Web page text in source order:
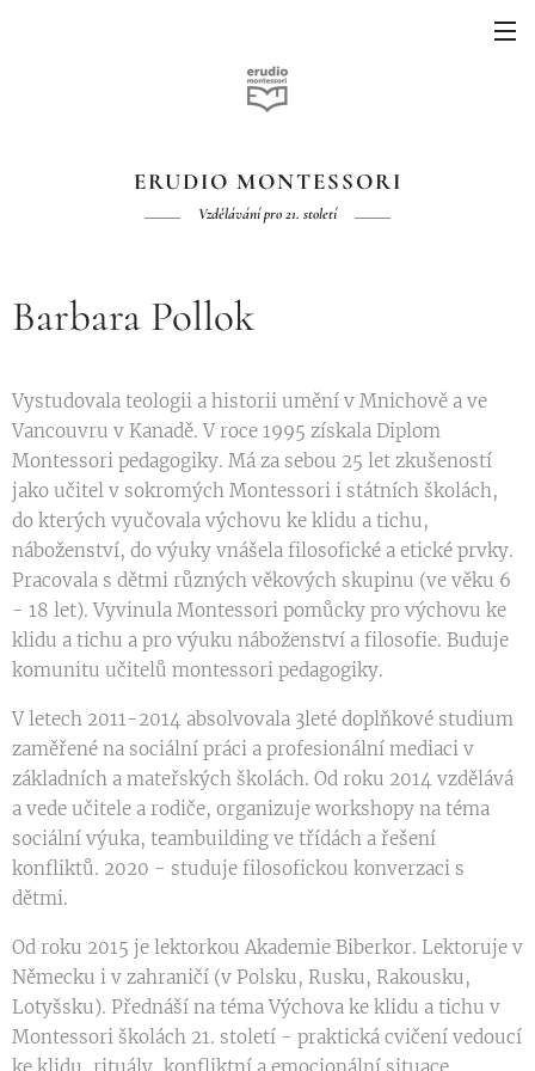
ERUDIO MONTESSORI
Vzdělávání pro 21. století
Barbara Pollok
Vystudovala teologii a historii umění v Mnichově a ve
Vancouvru v Kanadě. V roce 1995 získala Diplom
Montessori pedagogiky. Má za sebou 25 let zkušeností
jako učitel v sokromých Montessori i státních školách,
do kterých vyučovala výchovu ke klidu a tichu,
náboženství, do výuky vnášela filosofické a etické prvky.
Pracovala s dětmi různých věkových skupinu (ve věku 6
- 18 let). Vyvinula Montessori pomůcky pro výchovu ke
klidu a tichu a pro výuku náboženství a filosofie. Buduje
komunitu učitelů montessori pedagogiky.
V letech 2011-2014 absolvovala 3leté doplňkové studium
zaměřené na sociální práci a profesionální mediaci v
základních a mateřských školách. Od roku 2014 vzdělává
a vede učitele a rodiče, organizuje workshopy na téma
sociální výuka, teambuilding ve třídách a řešení
konfliktů. 2020 - studuje filosofickou konverzaci s
dětmi.
Od roku 2015 je lektorkou Akademie Biberkor. Lektoruje v
Německu i v zahraničí (v Polsku, Rusku, Rakousku,
Lotyšsku). Přednáší na téma Výchova ke klidu a tichu v
Montessori školách 21. století - praktická cvičení vedoucí